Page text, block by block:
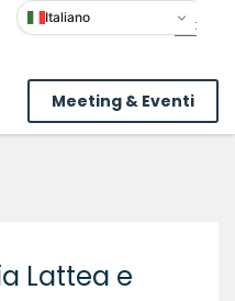
Meeting & Eventi
Lattea e
Italiano